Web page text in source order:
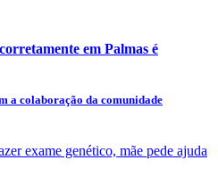
em Palmas é
a colaboração da comunidade